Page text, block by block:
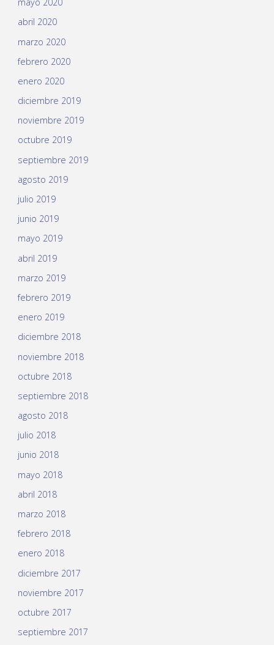
abril 2020
marzo 2020
febrero 2020
enero 2020
diciembre 2019
noviembre 2019
octubre 2019
septiembre 2019
agosto 2019
julio 2019
junio 2019
mayo 2019
abril 2019
marzo 2019
febrero 2019
enero 2019
diciembre 2018
noviembre 2018
octubre 2018
septiembre 2018
agosto 2018
julio 2018
junio 2018
mayo 2018
abril 2018
marzo 2018
febrero 2018
enero 2018
diciembre 2017
noviembre 2017
octubre 2017
septiembre 2017